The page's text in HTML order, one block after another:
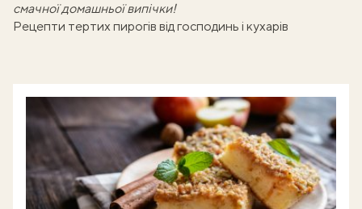
смачної домашньої випічки!
Рецепти тертих пирогів від господинь і кухарів